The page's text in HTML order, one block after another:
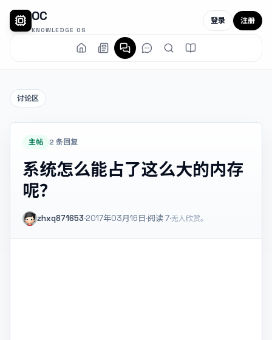
OC
KNOWLEDGE OS
登录 注册
讨论区
主帖 2 条回复
系统怎么能占了这么大的内存
呢？
zhxq871653·2017年03月16日·阅读 7·无人欣赏。